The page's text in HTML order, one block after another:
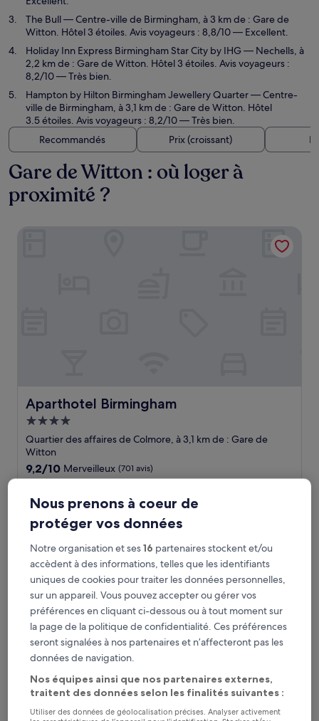
The Bull— Centre-ville de Birmingham, à 3 km de : Gare de
Witton. Hôtel 3 étoiles. Avis voyageurs : 8,8/10 — Excellent.
Holiday Inn Express Birmingham Star City by IHG— Nechells, à
2,2 km de : Gare de Witton. Hôtel 3 étoiles. Avis voyageurs :
8,2/10 — Très bien.
Hampton by Hilton Birmingham Jewellery Quarter— Centre-
ville de Birmingham, à 3,1 km de : Gare de Witton. Hôtel
3.5 étoiles. Avis voyageurs : 8,2/10 — Très bien.
Recommandés
Prix (croissant)
Gare de Witton : où loger à
proximité ?
Aparthotel Birmingham
Aparthotel Birmingham
Hébergement
4.0 étoiles
Quartier des affaires de Colmore, à 3,1 km de : Gare de
Witton
9.2
sur
Merveilleux,
(701 avis)
9,2/10 Merveilleux (701 avis)
69 €
Conference Aston Hotel - Birmingham
Conference Aston Hotel - Birmingham City
Conference Aston Hotel - Birmingham City
Nous prenons à coeur de
protéger vos données
Notre organisation et ses16 partenaires stockent et/ou
accèdent à des informations, telles que les identifiants
uniques de cookies pour traiter les données personnelles,
sur un appareil. Vous pouvez accepter ou gérer vos
préférences en cliquant ci-dessous ou à tout moment sur
la page de la politique de confidentialité. Ces préférences
seront signalées à nos partenaires et n’affecteront pas les
données de navigation.
Nos équipes ainsi que nos partenaires externes,
traitent des données selon les finalités suivantes :
Utiliser des données de géolocalisation précises. Analyser activement